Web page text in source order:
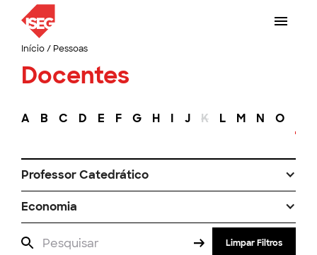
Início/ Pessoas
Docentes
A B C D E F G H I J K L M N O
Professor Catedrático
Economia
Limpar Filtros